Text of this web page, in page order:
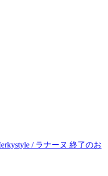
/ ラナーヌ 終了のお